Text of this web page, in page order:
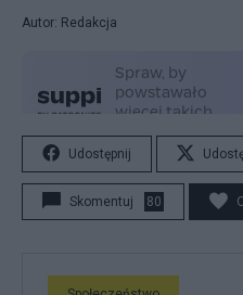
Autor: Redakcja
Udostępnij
Skomentuj 80